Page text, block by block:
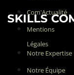
Com'Actualité
Mentions
Légales
SKILLS
Notre Expertise
Notre Équipe